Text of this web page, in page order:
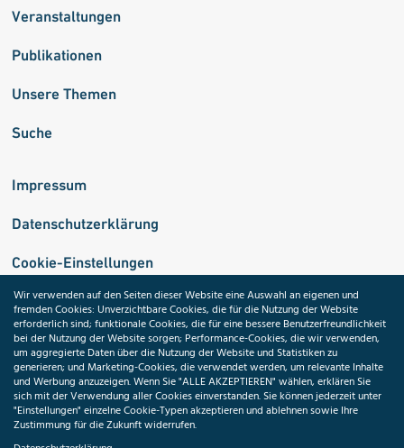
Veranstaltungen
Publikationen
Unsere Themen
Suche
Impressum
Datenschutzerklärung
Cookie-Einstellungen
Medizininformatik-Initiative
ToolPool Gesundheitsforschung
Wir verwenden auf den Seiten dieser Website eine Auswahl an eigenen und
fremden Cookies: Unverzichtbare Cookies, die für die Nutzung der Website
erforderlich sind; funktionale Cookies, die für eine bessere Benutzerfreundlichkeit
bei der Nutzung der Website sorgen; Performance-Cookies, die wir verwenden,
um aggregierte Daten über die Nutzung der Website und Statistiken zu
generieren; und Marketing-Cookies, die verwendet werden, um relevante Inhalte
und Werbung anzuzeigen. Wenn Sie "ALLE AKZEPTIEREN" wählen, erklären Sie
sich mit der Verwendung aller Cookies einverstanden. Sie können jederzeit unter
"Einstellungen" einzelne Cookie-Typen akzeptieren und ablehnen sowie Ihre
Zustimmung für die Zukunft widerrufen.